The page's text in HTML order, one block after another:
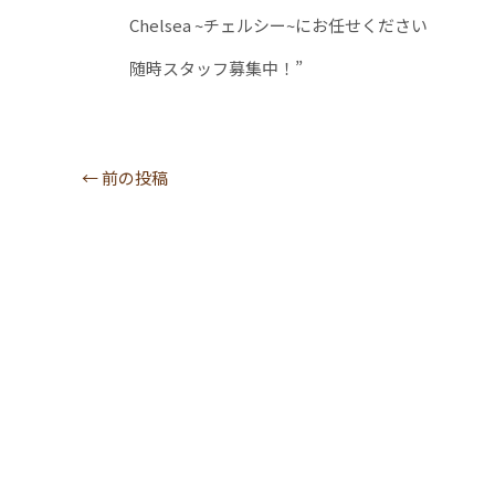
Chelsea ~チェルシー~にお任せください
随時スタッフ募集中！”
←前の投稿